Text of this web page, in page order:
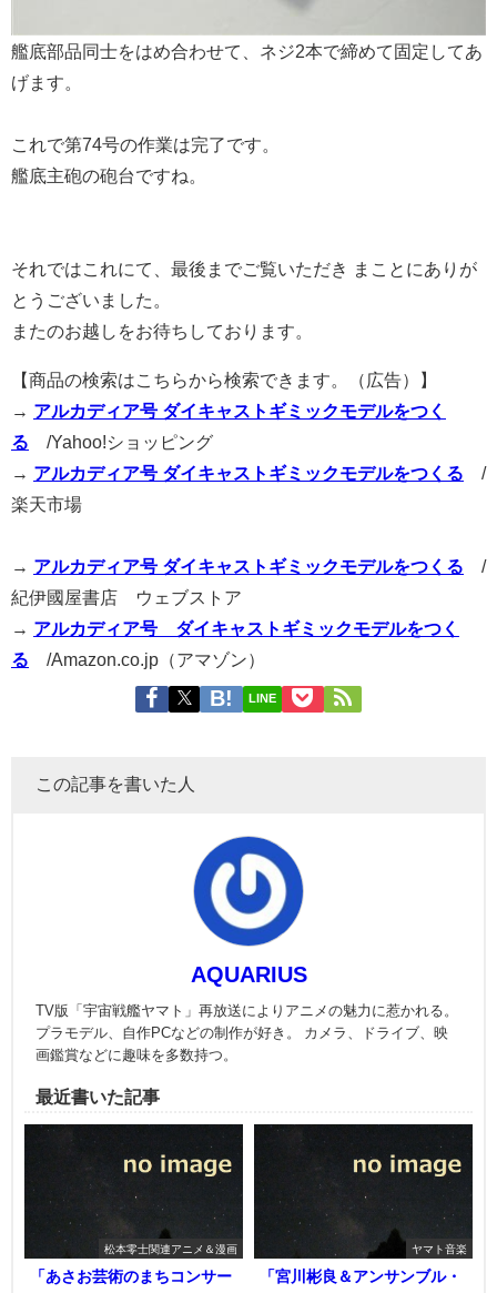
艦底部品同士をはめ合わせて、ネジ2本で締めて固定してあ
げます。
これで第74号の作業は完了です。
艦底主砲の砲台ですね。
それではこれにて、最後までご覧いただき まことにありが
とうございました。
またのお越しをお待ちしております。
【商品の検索はこちらから検索できます。（広告）】
→ アルカディア号 ダイキャストギミックモデルをつく
る /Yahoo!ショッピング
→ アルカディア号 ダイキャストギミックモデルをつくる /
楽天市場
→ アルカディア号 ダイキャストギミックモデルをつくる /
紀伊國屋書店 ウェブストア
→ アルカディア号 ダイキャストギミックモデルをつく
る /Amazon.co.jp（アマゾン）
LINE
この記事を書いた人
AQUARIUS
TV版「宇宙戦艦ヤマト」再放送によりアニメの魅力に惹かれる。
プラモデル、自作PCなどの制作が好き。 カメラ、ドライブ、映
画鑑賞などに趣味を多数持つ。
最近書いた記事
松本零士関連アニメ＆漫画
「あさお芸術のまちコンサー
ヤマト音楽
「宮川彬良＆アンサンブル・